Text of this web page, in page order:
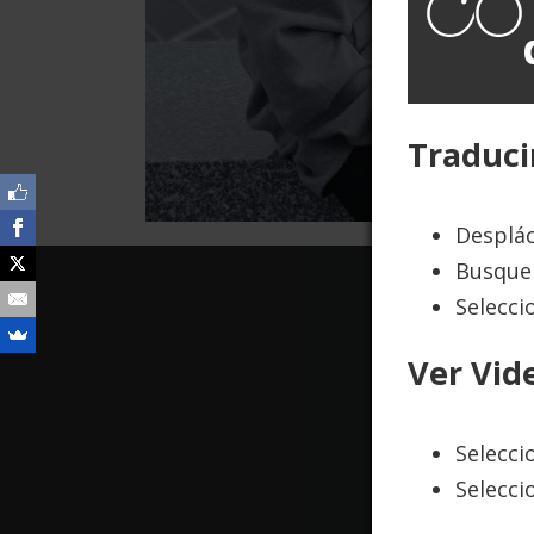
Ver